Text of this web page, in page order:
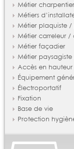
Métier
Métiers
Métier plaquiste /
Métier carreleur /
Métier façadier
Métier
Accès en hauteur
Équipement
Électroportatif
Fixation
Base de vie
Protection